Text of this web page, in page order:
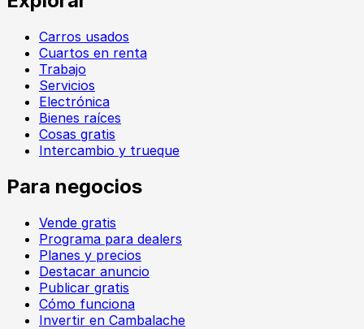
Carros usados
Cuartos en renta
Trabajo
Servicios
Electrónica
Bienes raíces
Cosas gratis
Intercambio y trueque
Para negocios
Vende gratis
Programa para dealers
Planes y precios
Destacar anuncio
Publicar gratis
Cómo funciona
Invertir en Cambalache